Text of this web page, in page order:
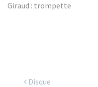
Giraud : trompette
Disque